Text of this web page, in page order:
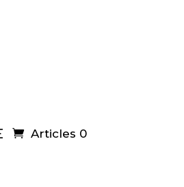
Articles 0